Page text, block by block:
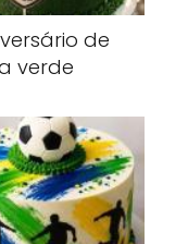
de
verde